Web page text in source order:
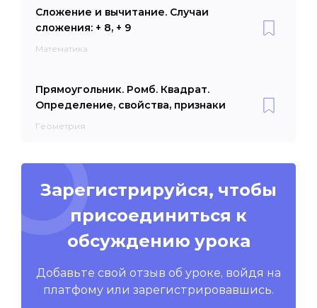
Сложение и вычитание. Случаи
сложения: + 8, + 9
Математика
Прямоугольник. Ромб. Квадрат.
Определение, свойства, признаки
Геометрия
Зарегистрируйся, чтобы
присоединиться к
обсуждению урока
Добавьте свой отзыв об уроке, войдя на
платфому или зарегистрировавшись.